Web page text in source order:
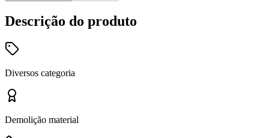
Descrição do produto
Diversos categoria
Demolição material